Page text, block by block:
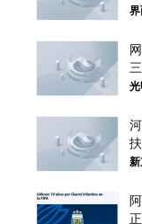
界
光